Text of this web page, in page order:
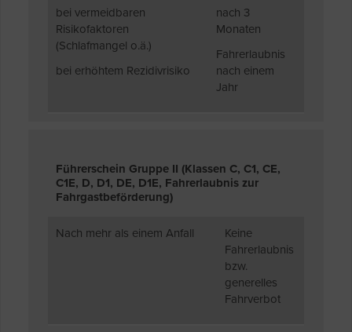
bei vermeidbaren
Risikofaktoren
(Schlafmangel o.ä.)
bei erhöhtem Rezidivrisiko
nach 3
Monaten
Fahrerlaubnis
nach einem
Jahr
Führerschein Gruppe II (Klassen C, C1, CE,
C1E, D, D1, DE, D1E, Fahrerlaubnis zur
Fahrgastbeförderung)
Nach mehr als einem Anfall
Keine
Fahrerlaubnis
bzw.
generelles
Fahrverbot